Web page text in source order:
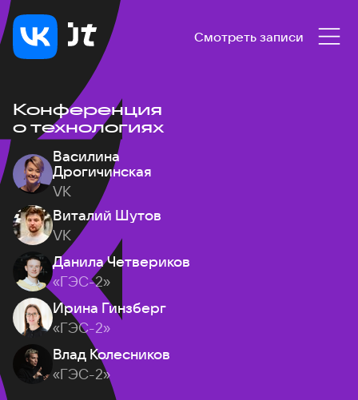
Смотреть записи
Конференция
о технологиях
Василина
Дрогичинская
VK
Виталий Шутов
VK
Данила Четвериков
«ГЭС-2»
Ирина Гинзберг
«ГЭС-2»
Влад Колесников
«ГЭС-2»